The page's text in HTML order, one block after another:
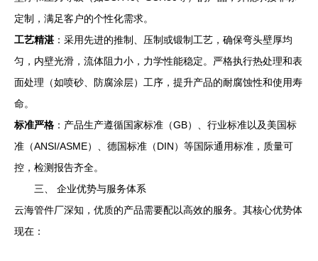
定制，满足客户的个性化需求。
工艺精湛 ：采用先进的推制、压制或锻制工艺，确保弯头壁厚均
匀，内壁光滑，流体阻力小，力学性能稳定。严格执行热处理和表
面处理（如喷砂、防腐涂层）工序，提升产品的耐腐蚀性和使用寿
命。
标准严格 ：产品生产遵循国家标准（GB）、行业标准以及美国标
准（ANSI/ASME）、德国标准（DIN）等国际通用标准，质量可
控，检测报告齐全。
三、 企业优势与服务体系
云海管件厂深知，优质的产品需要配以高效的服务。其核心优势体
现在：